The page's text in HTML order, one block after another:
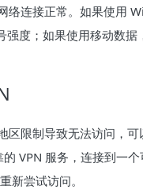
络连接正常。如果使用
强度；如果使用移动数据
区限制导致无法访问，可
VPN 服务，连接到一
新尝试访问。